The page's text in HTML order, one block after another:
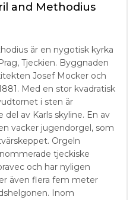
and Methodius
är en nygotisk kyrka
Tjeckien. Byggnaden
Josef Mocker och
Med en stor kvadratisk
i sten är
av Karls skyline. En av
vacker jugendorgel, som
Orgeln
tjeckiske
och har nyligen
även flera fem meter
Inom